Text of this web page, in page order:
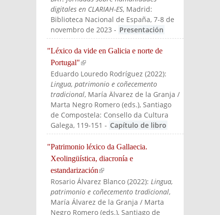
digitales en CLARIAH-ES, Madrid:
Biblioteca Nacional de España, 7-8 de
novembro de 2023 - Presentación
"Léxico da vide en Galicia e norte de
Portugal"(link is external)
Eduardo Louredo Rodríguez (2022):
Lingua, patrimonio e coñecemento
tradicional, María Älvarez de la Granja /
Marta Negro Romero (eds.), Santiago
de Compostela: Consello da Cultura
Galega, 119-151 - Capítulo de libro
"Patrimonio léxico da Gallaecia.
Xeolingüística, diacronía e
estandarización(link is external)
Rosario Álvarez Blanco (2022): Lingua,
patrimonio e coñecemento tradicional,
María Álvarez de la Granja / Marta
Negro Romero (eds.), Santiago de